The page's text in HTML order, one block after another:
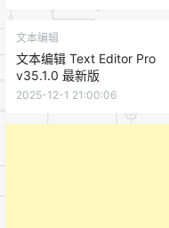
文本编辑
文本编辑 Text Editor Pro
v35.1.0 最新版
2025-12-1 21:00:06